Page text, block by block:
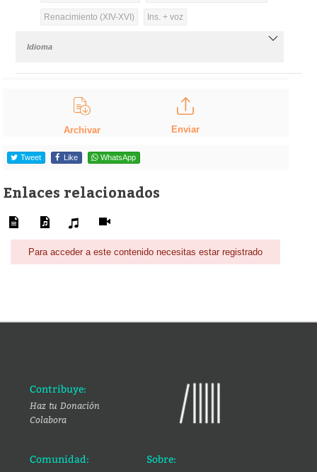
Renacimiento (XIV-XVI) Ins. + voz
Idioma
Archivar Enviar
Tweet Like WhatsApp
Enlaces relacionados
Para acceder a este contenido necesitas estar registrado
Contribuye:
Haz tu Donación
Colabora
Comunidad: Sobre: